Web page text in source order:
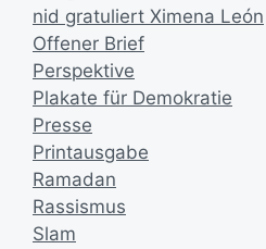
nid gratuliert Ximena León
Offener Brief
Perspektive
Plakate für Demokratie
Presse
Printausgabe
Ramadan
Rassismus
Slam